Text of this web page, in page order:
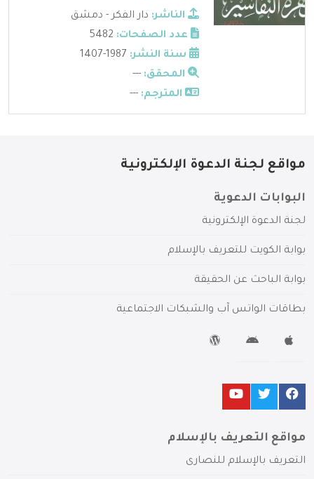
الناشر: دار الفكر - دمشق
عدد الصفحات:
سنة النشر:
المحقق: ---
المترجم: ---
مواقع لجنة الدعوة الإلكترونية
البوابات الدعوية
لجنة الدعوة الإلكترونية
بوابة الكويت للتعريف بالإسلام
بوابة الباحث عن الحقيقة
بطاقات الواتس آب والشبكات الاجتماعية
مواقع التعريف بالإسلام
التعريف بالإسلام للنصارى